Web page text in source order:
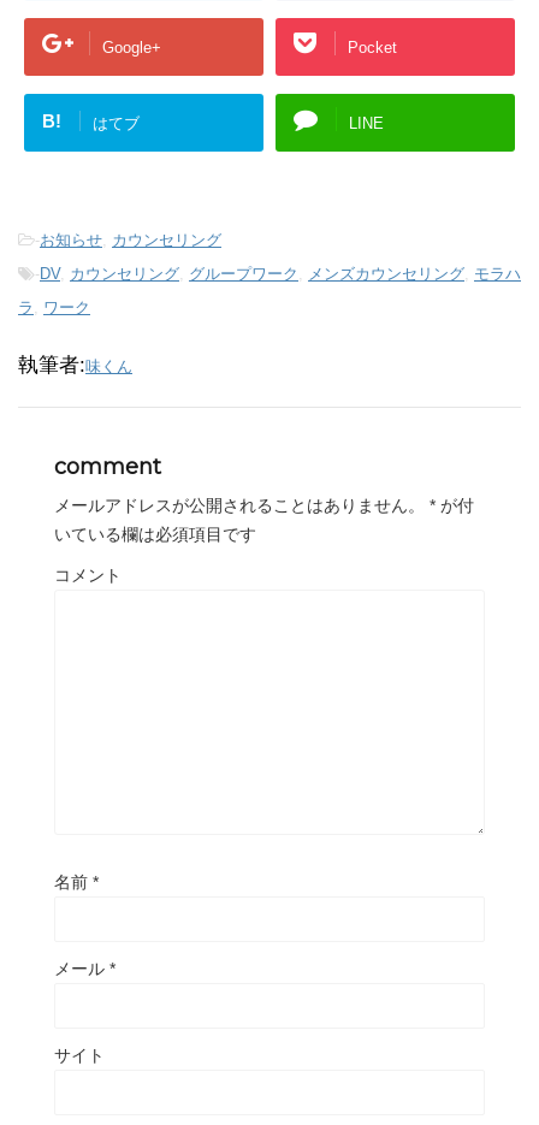
Google+ Pocket
B! はてブ LINE
-お知らせ, カウンセリング
-DV, カウンセリング, グループワーク , メンズカウンセリング, モラハ
ラ , ワーク
執筆者:味くん
comment
メールアドレスが公開されることはありません。 * が付
いている欄は必須項目です
コメント
名前 *
メール *
サイト